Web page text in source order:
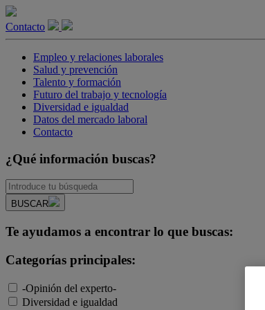
Contacto
Empleo y relaciones laborales
Salud y prevención
Talento y formación
Futuro del trabajo y tecnología
Diversidad e igualdad
Datos del mercado laboral
Contacto
¿Qué información buscas?
BUSCAR
Te ayudamos a encontrar lo que buscas:
Categorías principales:
-Opinión del experto-
Diversidad e igualdad